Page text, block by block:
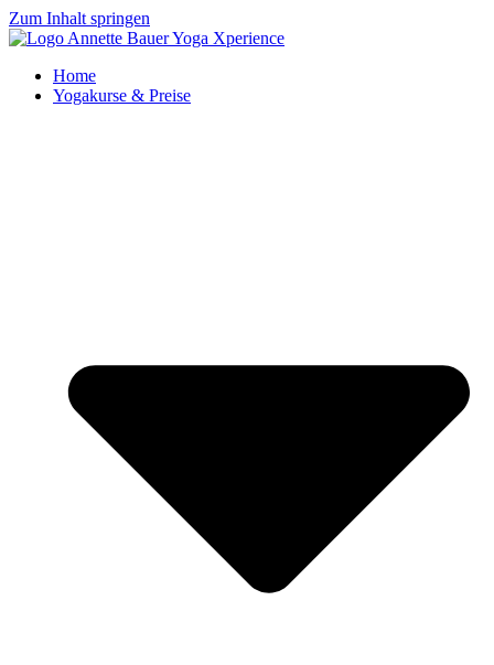
Zum Inhalt springen
Home
Yogakurse & Preise